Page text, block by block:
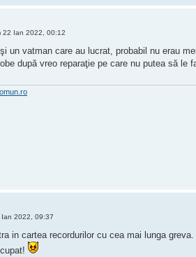
22 Ian 2022, 00:12
un vatman care au lucrat, probabil nu erau
după vreo reparaţie pe care nu putea să le
2022, 09:37
in cartea recordurilor cu cea mai lunga